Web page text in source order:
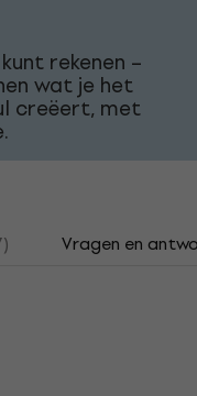
rekenen –
wat je het
creëert, met
Vragen en